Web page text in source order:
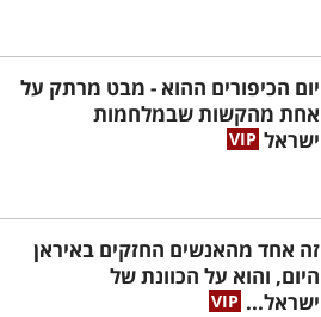
יום הכיפורים ההוא - מבט מרתק על
אחת מהקשות שבמלחמות
ישראל
זה אחד מהאנשים החזקים באיראן
היום, והוא על הכוונת של
ישראל...